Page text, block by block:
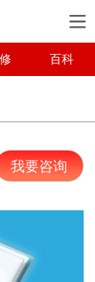
百科
我要咨询